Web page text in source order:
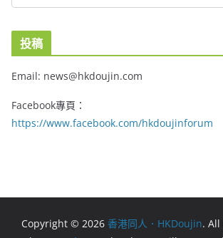
投稿
Email: news@hkdoujin.com
Facebook專頁：
https://www.facebook.com/hkdoujinforum
Copyright © 2026 香港同人．HKDoujin.